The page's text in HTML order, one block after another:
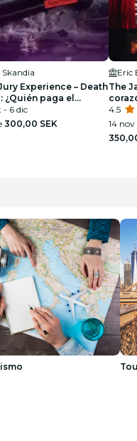
Skandia
Experience – Death
¿Quién paga el
- 6 dic
300,00 SEK
Eric
The
4.5
14 nov